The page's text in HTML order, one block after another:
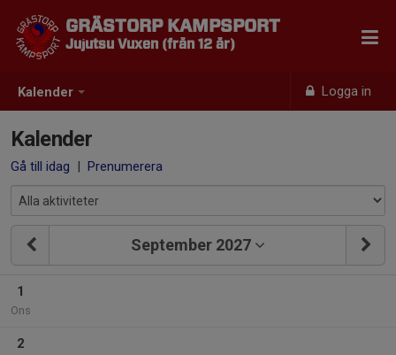
Kalender Logga in
GRÄSTORP KAMPSPORT
Jujutsu Vuxen (från 12 år)
Kalender
Gå till idag | Prenumerera
September 2027
1
Ons
2